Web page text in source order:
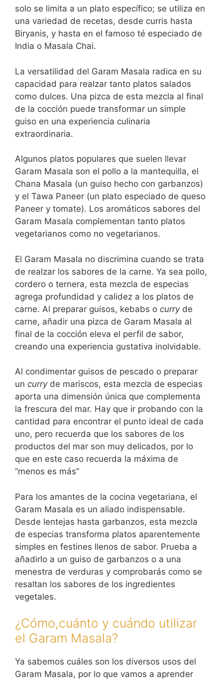
solo se limita a un plato específico; se utiliza en
una variedad de recetas, desde curris hasta
Biryanis, y hasta en el famoso té especiado de
India o Masala Chai.
La versatilidad del Garam Masala radica en su
capacidad para realzar tanto platos salados
como dulces. Una pizca de esta mezcla al final
de la cocción puede transformar un simple
guiso en una experiencia culinaria
extraordinaria.
Algunos platos populares que suelen llevar
Garam Masala son el pollo a la mantequilla, el
Chana Masala (un guiso hecho con garbanzos)
y el Tawa Paneer (un plato especiado de queso
Paneer y tomate). Los aromáticos sabores del
Garam Masala complementan tanto platos
vegetarianos como no vegetarianos.
El Garam Masala no discrimina cuando se trata
de realzar los sabores de la carne. Ya sea pollo,
cordero o ternera, esta mezcla de especias
agrega profundidad y calidez a los platos de
carne. Al preparar guisos, kebabs o curryde
carne, añadir una pizca de Garam Masala al
final de la cocción eleva el perfil de sabor,
creando una experiencia gustativa inolvidable.
Al condimentar guisos de pescado o preparar
un curryde mariscos, esta mezcla de especias
aporta una dimensión única que complementa
la frescura del mar. Hay que ir probando con la
cantidad para encontrar el punto ideal de cada
uno, pero recuerda que los sabores de los
productos del mar son muy delicados, por lo
que en este caso recuerda la máxima de
“menos es más”
Para los amantes de la cocina vegetariana, el
Garam Masala es un aliado indispensable.
Desde lentejas hasta garbanzos, esta mezcla
de especias transforma platos aparentemente
simples en festines llenos de sabor. Prueba a
añadirlo a un guiso de garbanzos o a una
menestra de verduras y comprobarás como se
resaltan los sabores de los ingredientes
vegetales.
¿Cómo,cuánto y cuándo utilizar
el Garam Masala?
Ya sabemos cuáles son los diversos usos del
Garam Masala, por lo que vamos a aprender